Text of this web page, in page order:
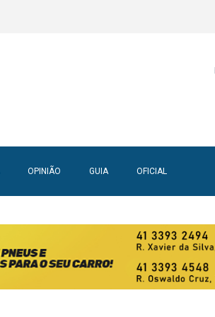
OPINIÃO GUIA OFICIAL